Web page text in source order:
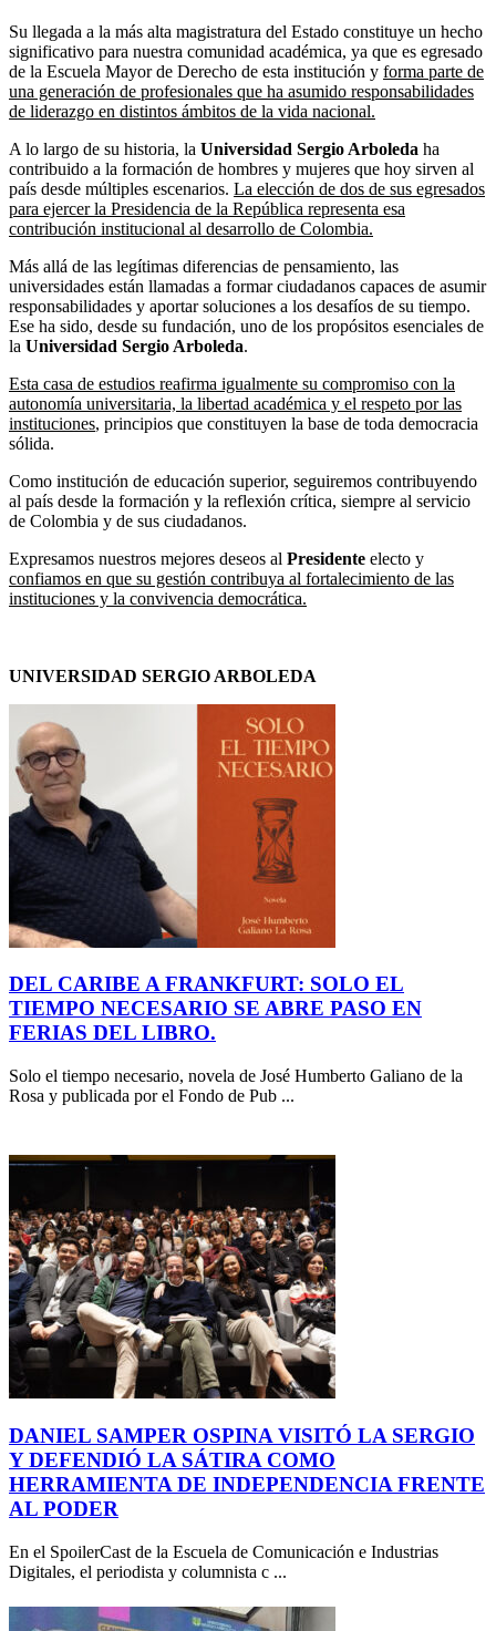
Su llegada a la más alta magistratura del Estado constituye un hecho
significativo para nuestra comunidad académica, ya que es egresado
de la Escuela Mayor de Derecho de esta institución y forma parte de
una generación de profesionales que ha asumido responsabilidades
de liderazgo en distintos ámbitos de la vida nacional.
A lo largo de su historia, la Universidad Sergio Arboleda ha
contribuido a la formación de hombres y mujeres que hoy sirven al
país desde múltiples escenarios. La elección de dos de sus egresados
para ejercer la Presidencia de la República representa esa
contribución institucional al desarrollo de Colombia.
Más allá de las legítimas diferencias de pensamiento, las
universidades están llamadas a formar ciudadanos capaces de asumir
responsabilidades y aportar soluciones a los desafíos de su tiempo.
Ese ha sido, desde su fundación, uno de los propósitos esenciales de
la Universidad Sergio Arboleda.
Esta casa de estudios reafirma igualmente su compromiso con la
autonomía universitaria, la libertad académica y el respeto por las
instituciones, principios que constituyen la base de toda democracia
sólida.
Como institución de educación superior, seguiremos contribuyendo
al país desde la formación y la reflexión crítica, siempre al servicio
de Colombia y de sus ciudadanos.
Expresamos nuestros mejores deseos al Presidente electo y
confiamos en que su gestión contribuya al fortalecimiento de las
instituciones y la convivencia democrática.
UNIVERSIDAD SERGIO ARBOLEDA
DEL CARIBE A FRANKFURT: SOLO EL
TIEMPO NECESARIO SE ABRE PASO EN
FERIAS DEL LIBRO.
Solo el tiempo necesario, novela de José Humberto Galiano de la
Rosa y publicada por el Fondo de Pub ...
DANIEL SAMPER OSPINA VISITÓ LA SERGIO
Y DEFENDIÓ LA SÁTIRA COMO
HERRAMIENTA DE INDEPENDENCIA FRENTE
AL PODER
En el SpoilerCast de la Escuela de Comunicación e Industrias
Digitales, el periodista y columnista c ...